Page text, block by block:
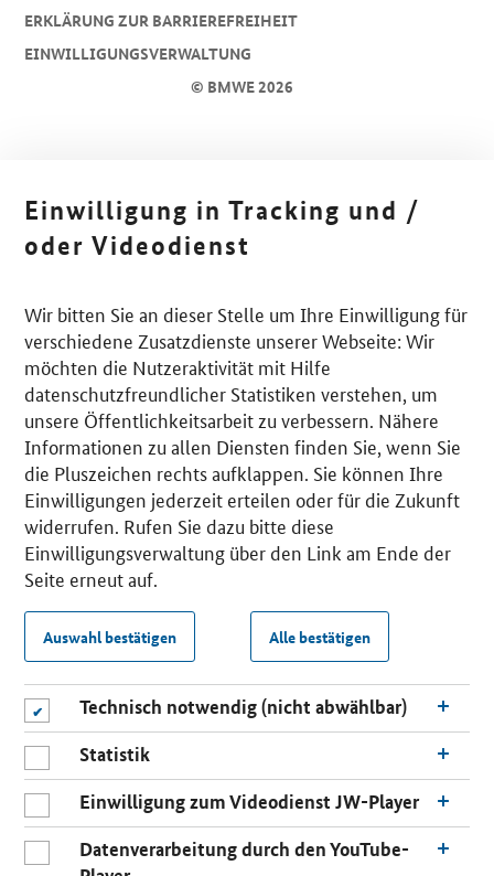
© BMWE 2026
ERKLÄRUNG ZUR BARRIEREFREIHEIT
EINWILLIGUNGSVERWALTUNG
Einwilligung in Tracking und /
oder Videodienst
Wir bitten Sie an dieser Stelle um Ihre Einwilligung für
verschiedene Zusatzdienste unserer Webseite: Wir
möchten die Nutzeraktivität mit Hilfe
datenschutzfreundlicher Statistiken verstehen, um
unsere Öffentlichkeitsarbeit zu verbessern. Nähere
Informationen zu allen Diensten finden Sie, wenn Sie
die Pluszeichen rechts aufklappen. Sie können Ihre
Einwilligungen jederzeit erteilen oder für die Zukunft
widerrufen. Rufen Sie dazu bitte diese
Einwilligungsverwaltung über den Link am Ende der
Seite erneut auf.
Auswahl bestätigen Alle bestätigen
Technisch notwendig (nicht abwählbar)
Statistik
Einwilligung zum Videodienst JW-Player
Datenverarbeitung durch den YouTube-